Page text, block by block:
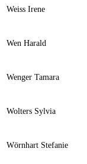
Weiss Irene
Wen Harald
Wenger Tamara
Wolters Sylvia
Wörnhart Stefanie